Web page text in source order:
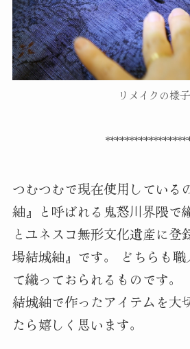
リメイクの様子
つむつむで現在使用している
紬』と呼ばれる鬼怒川界隈で
とユネスコ無形文化遺産に登
場結城紬』です。 どちらも
て織っておられるものです。
結城紬で作ったアイテムを大
たら嬉しく思います。